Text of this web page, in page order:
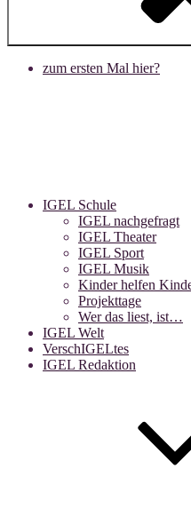
zum ersten Mal hier?
IGEL Schule
IGEL nachgefragt
IGEL Theater
IGEL Sport
IGEL Musik
Kinder helfen
Projekttage
Wer das liest, ist…
IGEL Welt
VerschIGELtes
IGEL Redaktion